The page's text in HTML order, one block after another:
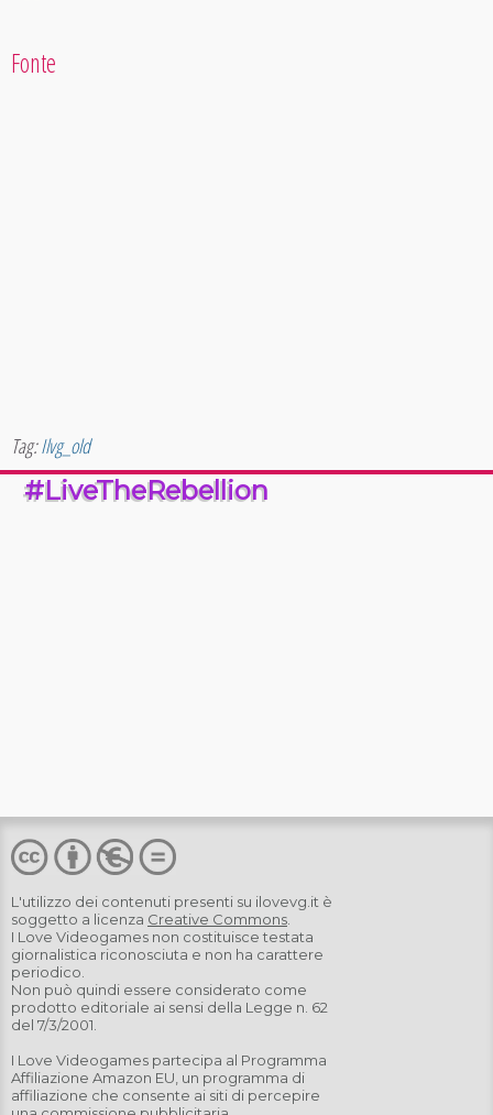
Fonte
Tag:Ilvg_old
#LiveTheRebellion
L'utilizzo dei contenuti presenti su ilovevg.it è
soggetto a licenza Creative Commons.
I Love Videogames non costituisce testata
giornalistica riconosciuta e non ha carattere
periodico.
Non può quindi essere considerato come
prodotto editoriale ai sensi della Legge n. 62
del 7/3/2001.
I Love Videogames partecipa al Programma
Affiliazione Amazon EU, un programma di
affiliazione che consente ai siti di percepire